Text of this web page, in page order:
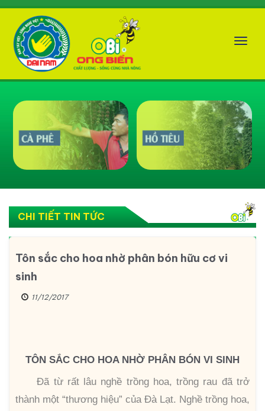
CHI TIẾT TIN TỨC
Tôn sắc cho hoa nhờ phân bón hữu cơ vi
sinh
11/12/2017
TÔN SẮC CHO HOA NHỜ PHÂN BÓN VI SINH
Đã từ rất lâu nghề trồng hoa, trồng rau đã trở
thành một “thương hiệu” của Đà Lạt. Nghề trồng hoa,